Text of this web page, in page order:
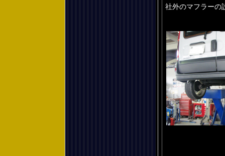
社外のマフラーの